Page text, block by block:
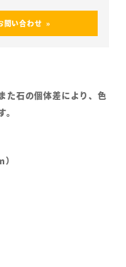
問い合わせ
た石の個体差により、色